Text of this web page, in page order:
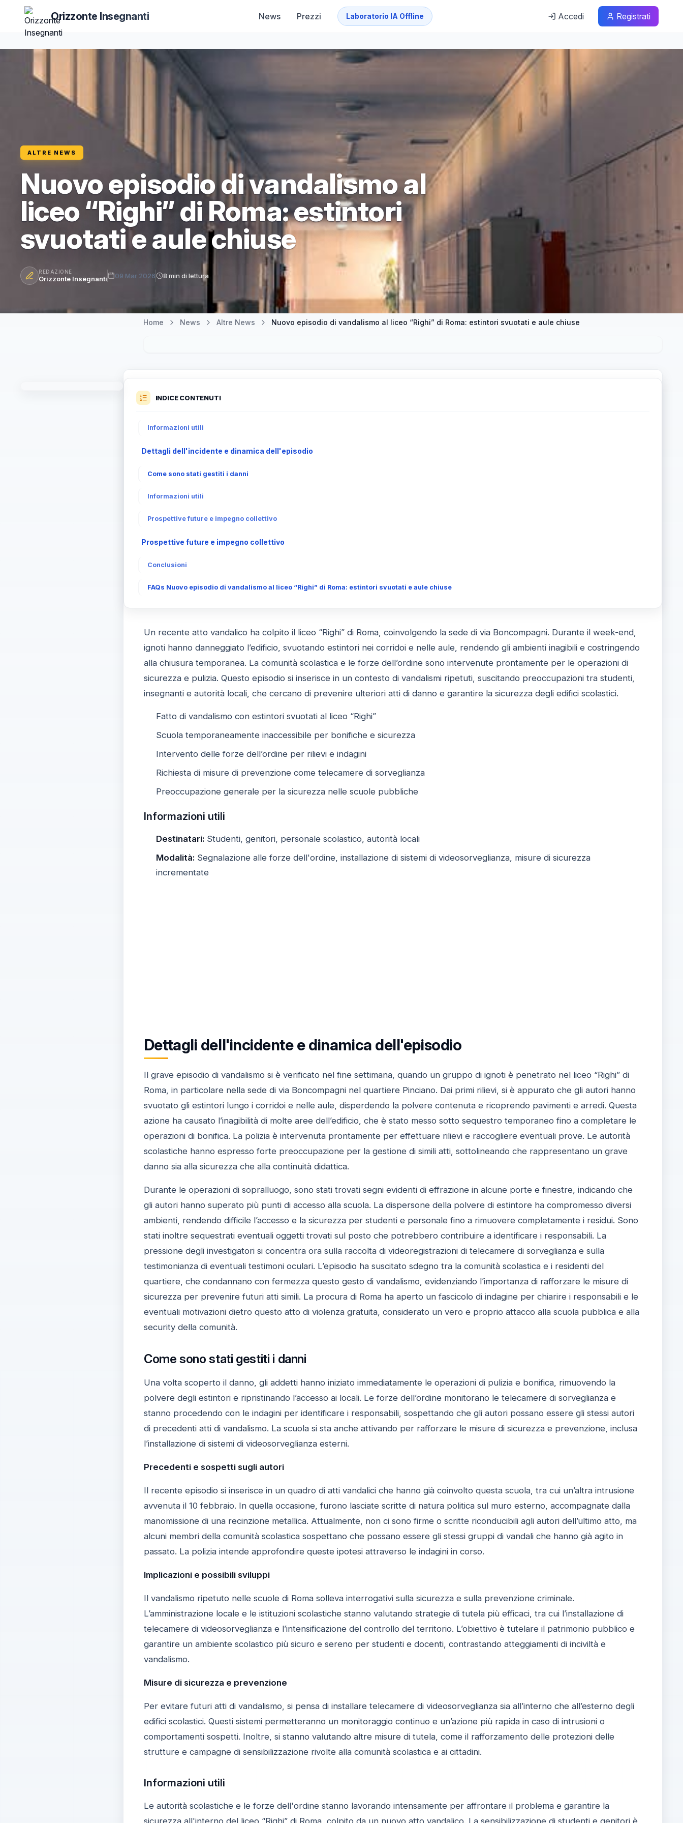
Orizzonte Insegnanti News Prezzi Laboratorio IA Offline Accedi Registrati
ALTRE NEWS
Nuovo episodio di vandalismo al
liceo “Righi” di Roma: estintori
svuotati e aule chiuse
REDAZIONE
Orizzonte Insegnanti 09 Mar 2026 8 min di lettura
Home News Altre News Nuovo episodio di vandalismo al liceo “Righi” di Roma: estintori svuotati e aule chiuse
INDICE CONTENUTI
Informazioni utili
Dettagli dell'incidente e dinamica dell'episodio
Come sono stati gestiti i danni
Informazioni utili
Prospettive future e impegno collettivo
Prospettive future e impegno collettivo
Conclusioni
FAQs Nuovo episodio di vandalismo al liceo “Righi” di Roma: estintori svuotati e aule chiuse
Un recente atto vandalico ha colpito il liceo “Righi” di Roma, coinvolgendo la sede di via Boncompagni. Durante il week-end,
ignoti hanno danneggiato l’edificio, svuotando estintori nei corridoi e nelle aule, rendendo gli ambienti inagibili e costringendo
alla chiusura temporanea. La comunità scolastica e le forze dell’ordine sono intervenute prontamente per le operazioni di
sicurezza e pulizia. Questo episodio si inserisce in un contesto di vandalismi ripetuti, suscitando preoccupazioni tra studenti,
insegnanti e autorità locali, che cercano di prevenire ulteriori atti di danno e garantire la sicurezza degli edifici scolastici.
Fatto di vandalismo con estintori svuotati al liceo “Righi”
Scuola temporaneamente inaccessibile per bonifiche e sicurezza
Intervento delle forze dell’ordine per rilievi e indagini
Richiesta di misure di prevenzione come telecamere di sorveglianza
Preoccupazione generale per la sicurezza nelle scuole pubbliche
Informazioni utili
Destinatari:Studenti, genitori, personale scolastico, autorità locali
Modalità:Segnalazione alle forze dell'ordine, installazione di sistemi di videosorveglianza, misure di sicurezza
incrementate
Dettagli dell'incidente e dinamica dell'episodio
Il grave episodio di vandalismo si è verificato nel fine settimana, quando un gruppo di ignoti è penetrato nel liceo “Righi” di
Roma, in particolare nella sede di via Boncompagni nel quartiere Pinciano. Dai primi rilievi, si è appurato che gli autori hanno
svuotato gli estintori lungo i corridoi e nelle aule, disperdendo la polvere contenuta e ricoprendo pavimenti e arredi. Questa
azione ha causato l’inagibilità di molte aree dell’edificio, che è stato messo sotto sequestro temporaneo fino a completare le
operazioni di bonifica. La polizia è intervenuta prontamente per effettuare rilievi e raccogliere eventuali prove. Le autorità
scolastiche hanno espresso forte preoccupazione per la gestione di simili atti, sottolineando che rappresentano un grave
danno sia alla sicurezza che alla continuità didattica.
Durante le operazioni di sopralluogo, sono stati trovati segni evidenti di effrazione in alcune porte e finestre, indicando che
gli autori hanno superato più punti di accesso alla scuola. La dispersone della polvere di estintore ha compromesso diversi
ambienti, rendendo difficile l’accesso e la sicurezza per studenti e personale fino a rimuovere completamente i residui. Sono
stati inoltre sequestrati eventuali oggetti trovati sul posto che potrebbero contribuire a identificare i responsabili. La
pressione degli investigatori si concentra ora sulla raccolta di videoregistrazioni di telecamere di sorveglianza e sulla
testimonianza di eventuali testimoni oculari. L’episodio ha suscitato sdegno tra la comunità scolastica e i residenti del
quartiere, che condannano con fermezza questo gesto di vandalismo, evidenziando l’importanza di rafforzare le misure di
sicurezza per prevenire futuri atti simili. La procura di Roma ha aperto un fascicolo di indagine per chiarire i responsabili e le
eventuali motivazioni dietro questo atto di violenza gratuita, considerato un vero e proprio attacco alla scuola pubblica e alla
security della comunità.
Come sono stati gestiti i danni
Una volta scoperto il danno, gli addetti hanno iniziato immediatamente le operazioni di pulizia e bonifica, rimuovendo la
polvere degli estintori e ripristinando l’accesso ai locali. Le forze dell’ordine monitorano le telecamere di sorveglianza e
stanno procedendo con le indagini per identificare i responsabili, sospettando che gli autori possano essere gli stessi autori
di precedenti atti di vandalismo. La scuola si sta anche attivando per rafforzare le misure di sicurezza e prevenzione, inclusa
l’installazione di sistemi di videosorveglianza esterni.
Precedenti e sospetti sugli autori
Il recente episodio si inserisce in un quadro di atti vandalici che hanno già coinvolto questa scuola, tra cui un’altra intrusione
avvenuta il 10 febbraio. In quella occasione, furono lasciate scritte di natura politica sul muro esterno, accompagnate dalla
manomissione di una recinzione metallica. Attualmente, non ci sono firme o scritte riconducibili agli autori dell’ultimo atto, ma
alcuni membri della comunità scolastica sospettano che possano essere gli stessi gruppi di vandali che hanno già agito in
passato. La polizia intende approfondire queste ipotesi attraverso le indagini in corso.
Implicazioni e possibili sviluppi
Il vandalismo ripetuto nelle scuole di Roma solleva interrogativi sulla sicurezza e sulla prevenzione criminale.
L’amministrazione locale e le istituzioni scolastiche stanno valutando strategie di tutela più efficaci, tra cui l’installazione di
telecamere di videosorveglianza e l’intensificazione del controllo del territorio. L’obiettivo è tutelare il patrimonio pubblico e
garantire un ambiente scolastico più sicuro e sereno per studenti e docenti, contrastando atteggiamenti di inciviltà e
vandalismo.
Misure di sicurezza e prevenzione
Per evitare futuri atti di vandalismo, si pensa di installare telecamere di videosorveglianza sia all’interno che all’esterno degli
edifici scolastici. Questi sistemi permetteranno un monitoraggio continuo e un’azione più rapida in caso di intrusioni o
comportamenti sospetti. Inoltre, si stanno valutando altre misure di tutela, come il rafforzamento delle protezioni delle
strutture e campagne di sensibilizzazione rivolte alla comunità scolastica e ai cittadini.
Informazioni utili
Le autorità scolastiche e le forze dell'ordine stanno lavorando intensamente per affrontare il problema e garantire la
sicurezza all'interno del liceo “Righi” di Roma, colpito da un nuovo atto vandalico. La sensibilizzazione di studenti e genitori è